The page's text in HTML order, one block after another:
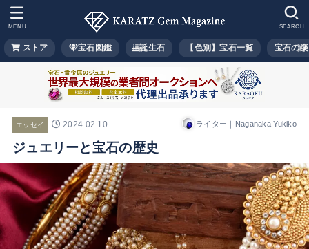
ストア 宝石図鑑 誕生石 【色別】宝石一覧 宝石の
SEARCH
MENU
エッセイ 2024.02.10 ライター｜Naganaka Yukiko
ジュエリーと宝石の歴史